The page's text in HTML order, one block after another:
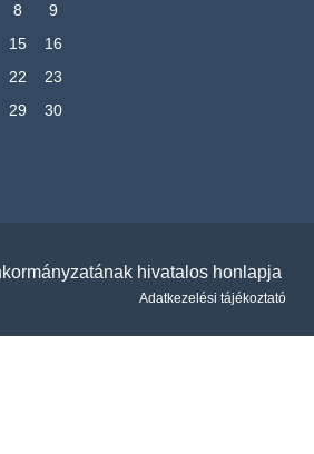
8
9
15
16
22
23
29
30
hivatalos honlapja
Adatkezelési tájékoztató